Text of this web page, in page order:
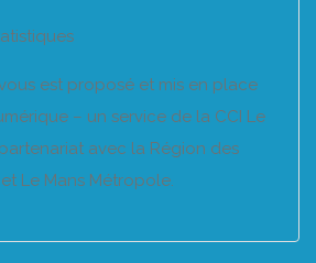
est proposé et mis en place
– un service de la CCI Le
avec la Région des
Le Mans Métropole.